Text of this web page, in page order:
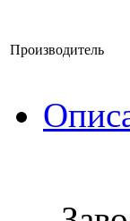
Производитель